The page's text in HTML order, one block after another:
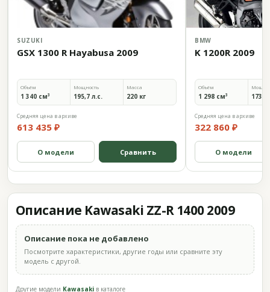
SUZUKI
GSX 1300 R Hayabusa 2009
Объём
1 340 см³
Мощность
195,7 л.с.
Масса
220 кг
Средняя цена в архиве
613 435 ₽
О модели Сравнить
BMW
K 1200R 2009
Объём
1 298 см³ 173
Средняя цена в архиве
322 860 ₽
О модели
Описание Kawasaki ZZ-R 1400 2009
Описание пока не добавлено
Посмотрите характеристики, другие годы или сравните эту
модель с другой.
Другие модели Kawasaki в каталоге